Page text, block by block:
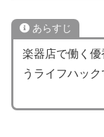
あらすじ
楽器店で働く
うライフハッ